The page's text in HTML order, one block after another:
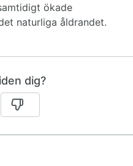
ökade
naturliga åldrandet.
dig?